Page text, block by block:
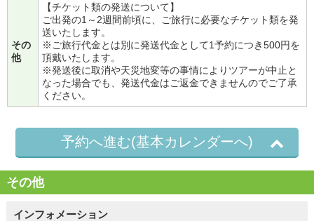
その
他
【チケット類の発送について】
ご出発の1～2週間前頃に、ご旅行に必要なチケット類を発
送いたします。
※ご旅行代金とは別に発送代金として1予約につき500円を
頂戴いたします。
※発送後に取消や天災地変等の事情によりツアーが中止と
なった場合でも、発送代金はご返金できませんのでご了承
ください。
予約へ進む(基本カレンダーへ)
その他
インフォメーション